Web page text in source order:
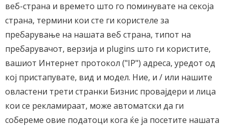
веб-страна и времето што го поминувате на секоја
страна, термини кои сте ги користеле за
пребарување на нашата веб страна, типот на
пребарувачот, верзија и plugins што ги користите,
вашиот Интернет протокол ("IP") адреса, уредот од
кој пристапувате, вид и модел. Ние, и / или нашите
овластени трети странки Бизнис провајдери и лица
кои се рекламираат, може автоматски да ги
собереме овие податоци кога ќе ја посетите нашата